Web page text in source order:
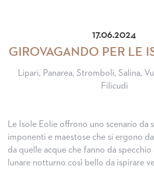
17.06.2024
GIROVAGANDO PER LE
Lipari, Panarea, Stromboli, Salina,
Filicudi
Le Isole Eolie offrono uno scenario da
imponenti e maestose che si ergono
da quelle acque che fanno da specchio
lunare notturno così bello da ispirare